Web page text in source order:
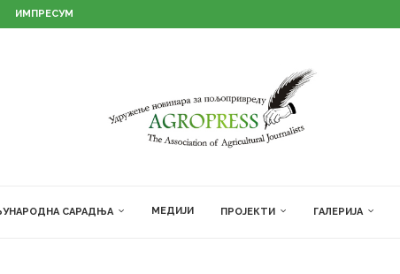
ИМПРЕСУМ
САРАДЊА МЕДИЈИ ПРОЈЕКТИ ГАЛЕРИЈА